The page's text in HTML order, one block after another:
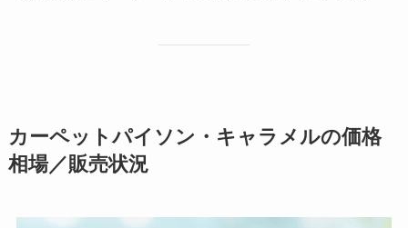
カーペットパイソン・キャラメルの価格
相場／販売状況